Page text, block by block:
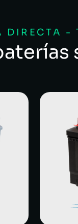
-